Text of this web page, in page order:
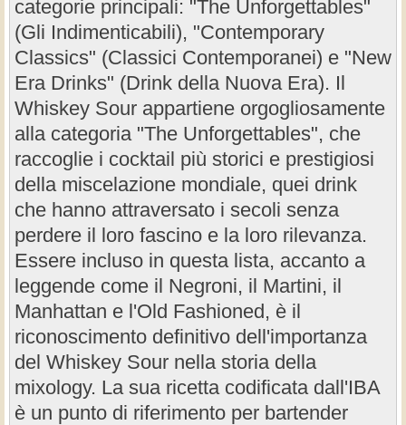
categorie principali: "The Unforgettables"
(Gli Indimenticabili), "Contemporary
Classics" (Classici Contemporanei) e "New
Era Drinks" (Drink della Nuova Era). Il
Whiskey Sour appartiene orgogliosamente
alla categoria "The Unforgettables", che
raccoglie i cocktail più storici e prestigiosi
della miscelazione mondiale, quei drink
che hanno attraversato i secoli senza
perdere il loro fascino e la loro rilevanza.
Essere incluso in questa lista, accanto a
leggende come il Negroni, il Martini, il
Manhattan e l'Old Fashioned, è il
riconoscimento definitivo dell'importanza
del Whiskey Sour nella storia della
mixology. La sua ricetta codificata dall'IBA
è un punto di riferimento per bartender